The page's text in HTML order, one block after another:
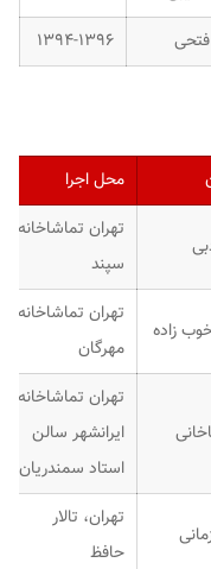
۱۳۹۴-۱۳۹۶
محل اجرا
تهران تماشاخانه
سپند
زاده
تهران تماشاخانه
مهرگان
تهران تماشاخانه
ایرانشهر سالن
استاد سمندریان
تهران، تالار
حافظ